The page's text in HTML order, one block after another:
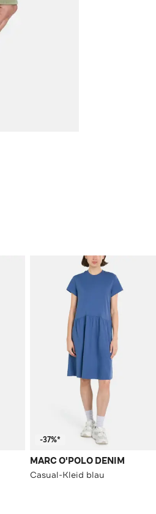
-37%*
MARC O'POLO DENIM
Casual-Kleid blau